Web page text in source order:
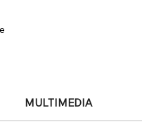
MULTIMEDIA